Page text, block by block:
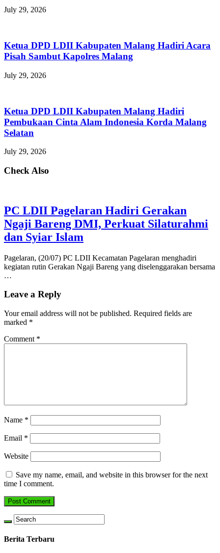
July 29, 2026
Ketua DPD LDII Kabupaten Malang Hadiri Acara
Pisah Sambut Kapolres Malang
July 29, 2026
Ketua DPD LDII Kabupaten Malang Hadiri
Pembukaan Cinta Alam Indonesia Korda Malang
Selatan
July 29, 2026
Check Also
PC LDII Pagelaran Hadiri Gerakan
Ngaji Bareng DMI, Perkuat Silaturahmi
dan Syiar Islam
Pagelaran, (20/07) PC LDII Kecamatan Pagelaran menghadiri
kegiatan rutin Gerakan Ngaji Bareng yang diselenggarakan bersama
…
Leave a Reply
Your email address will not be published. Required fields are
marked *
Comment *
Name *
Email *
Website
Save my name, email, and website in this browser for the next
time I comment.
Berita Terbaru